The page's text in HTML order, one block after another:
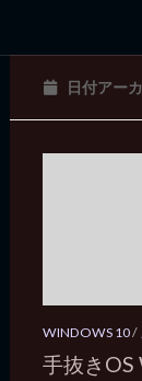
タ日
日付アー
WINDOWS 10/
手抜き